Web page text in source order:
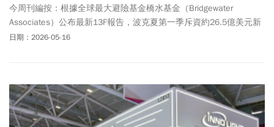
今周刊編按：根據全球最大避險基金橋水基金（Bridgewater
Associates）公布最新13F報告，波克夏第一季斥資約26.5億美元新
建倉達美航空（Delta Air Lines），這也是自2020年清倉美國四大航
持幅度最大的個股，持股增加超過244萬股至約438.9萬股、市值增
加約4.64億美元，占整體投資組合比重升至約4.1%；輝達增加約
82.8萬股，成為第四大重倉股。台積電也成為本季最大規模新建倉
日期：2026-05-16